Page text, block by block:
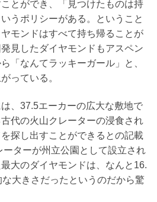
とができ、「見つけたものは持
うポリシーがある。ということ
モンドはすべて持ち帰ることが
見したダイヤモンドもアスペン
「なんてラッキーガール」と、
っている。
、37.5エーカーの広大な敷地で
代の火山クレーターの浸食され
探し出すことができるとの記載
ターが州立公園として設立され
大のダイヤモンドは、なんと16.
大きさだったというのだから驚